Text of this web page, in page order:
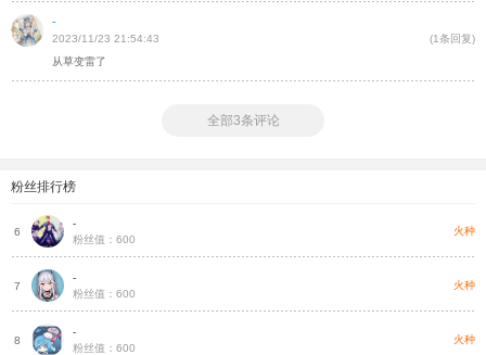
-
2023/11/23 21:54:43
(1条回复)
从草变雷了
全部3条评论
粉丝排行榜
6
-
粉丝值：600
火种
7
-
粉丝值：600
火种
8
-
粉丝值：600
火种